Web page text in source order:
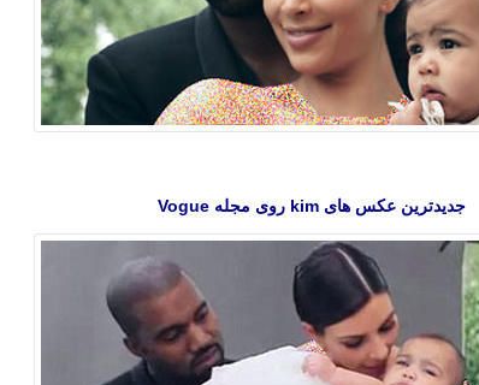
جدیدترین عکس های kim روی مجله Vogue